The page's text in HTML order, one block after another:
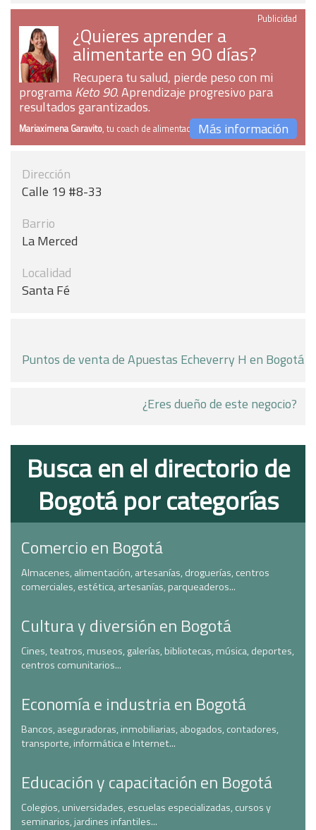
Publicidad
¿Quieres aprender a
alimentarte en 90 días?
Recupera tu salud, pierde peso con mi
programaKeto 90. Aprendizaje progresivo para
resultados garantizados.
Mariaximena Garavito, tu coach de alimentaciónMás información
Dirección
Calle 19 #8-33
Barrio
La Merced
Localidad
Santa Fé
Puntos de venta de Apuestas Echeverry H en Bogotá
¿Eres dueño de este negocio?
Busca en el directorio de
Bogotá por categorías
Comercio en Bogotá
Almacenes, alimentación, artesanías, droguerías, centros
comerciales, estética, artesanías, parqueaderos...
Cultura y diversión en Bogotá
Cines, teatros, museos, galerías, bibliotecas, música, deportes,
centros comunitarios...
Economía e industria en Bogotá
Bancos, aseguradoras, inmobiliarias, abogados, contadores,
transporte, informática e Internet...
Educación y capacitación en Bogotá
Colegios, universidades, escuelas especializadas, cursos y
seminarios, jardines infantiles...